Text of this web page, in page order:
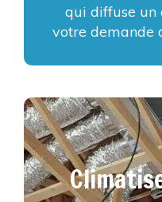
qui diffuse un
votre demande